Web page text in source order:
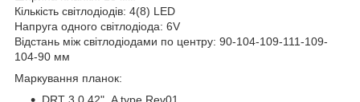
Кількість світлодіодів: 4(8) LED
Напруга одного світлодіода: 6V
Відстань між світлодіодами по центру: 90-104-109-111-109-
104-90 мм
Маркування планок:
DRT 3.0 42"_A type Rev01